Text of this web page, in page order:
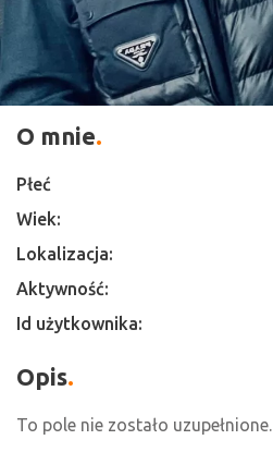
O mnie
Płeć
Wiek:
Lokalizacja:
Aktywność:
Id użytkownika:
Opis
To pole nie zostało uzupełnione.